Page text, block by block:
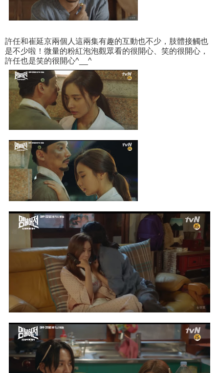
許任和崔延京兩個人這兩集有趣的互動也不少，肢體接觸也
是不少啦！微量的粉紅泡泡觀眾看的很開心、笑的很開心，
許任也是笑的很開心^__^